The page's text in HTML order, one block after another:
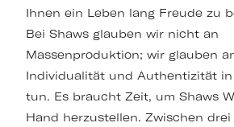
Ihnen ein Leben lang Freude zu
Bei Shaws glauben wir nicht an
Massenproduktion; wir glauben
Individualität und Authentizität in
tun. Es braucht Zeit, um Shaws
Hand herzustellen. Zwischen